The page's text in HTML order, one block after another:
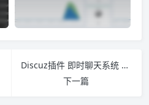
Discuz插件 即时聊天系统 VIP版 v2.5
下一篇